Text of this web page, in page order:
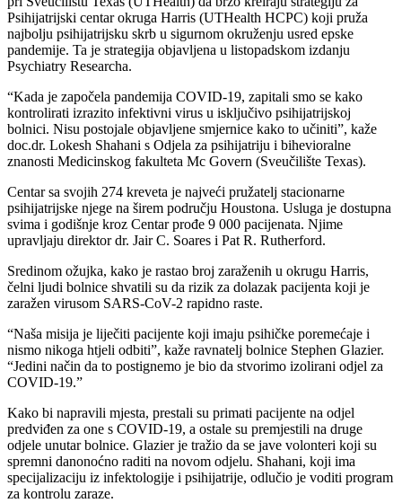
Psihijatrijski centar okruga Harris (UTHealth HCPC) koji pruža
najbolju psihijatrijsku skrb u sigurnom okruženju usred epske
pandemije. Ta je strategija objavljena u listopadskom izdanju
Psychiatry Researcha.
“Kada je započela pandemija COVID-19, zapitali smo se kako
kontrolirati izrazito infektivni virus u isključivo psihijatrijskoj
bolnici. Nisu postojale objavljene smjernice kako to učiniti”, kaže
doc.dr. Lokesh Shahani s Odjela za psihijatriju i bihevioralne
znanosti Medicinskog fakulteta Mc Govern (Sveučilište Texas).
Centar sa svojih 274 kreveta je najveći pružatelj stacionarne
psihijatrijske njege na širem području Houstona. Usluga je dostupna
svima i godišnje kroz Centar prođe 9 000 pacijenata. Njime
upravljaju direktor dr. Jair C. Soares i Pat R. Rutherford.
Sredinom ožujka, kako je rastao broj zaraženih u okrugu Harris,
čelni ljudi bolnice shvatili su da rizik za dolazak pacijenta koji je
zaražen virusom SARS-CoV-2 rapidno raste.
“Naša misija je liječiti pacijente koji imaju psihičke poremećaje i
nismo nikoga htjeli odbiti”, kaže ravnatelj bolnice Stephen Glazier.
“Jedini način da to postignemo je bio da stvorimo izolirani odjel za
COVID-19.”
Kako bi napravili mjesta, prestali su primati pacijente na odjel
predviđen za one s COVID-19, a ostale su premjestili na druge
odjele unutar bolnice. Glazier je tražio da se jave volonteri koji su
spremni danonoćno raditi na novom odjelu. Shahani, koji ima
specijalizaciju iz infektologije i psihijatrije, odlučio je voditi program
za kontrolu zaraze.